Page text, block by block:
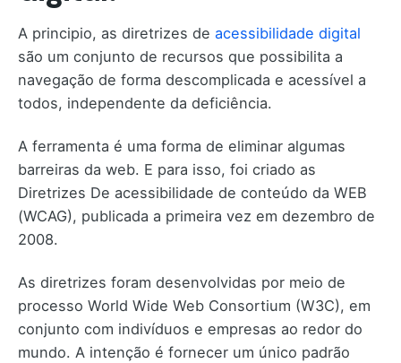
A principio, as diretrizes de acessibilidade digital
são um conjunto de recursos que possibilita a
navegação de forma descomplicada e acessível a
todos, independente da deficiência.
A ferramenta é uma forma de eliminar algumas
barreiras da web. E para isso, foi criado as
Diretrizes De acessibilidade de conteúdo da WEB
(WCAG), publicada a primeira vez em dezembro de
2008.
As diretrizes foram desenvolvidas por meio de
processo World Wide Web Consortium (W3C), em
conjunto com indivíduos e empresas ao redor do
mundo. A intenção é fornecer um único padrão